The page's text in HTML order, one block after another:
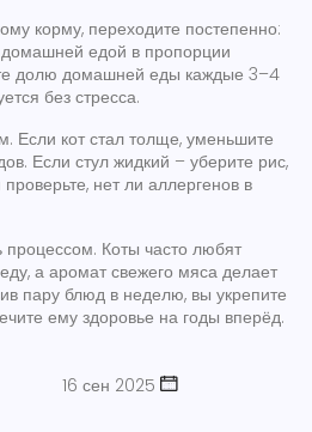
корму, переходите постепенно:
едой в пропорции
долю домашней еды каждые 3–4
без стресса.
Если кот стал толще, уменьшите
Если стул жидкий – уберите рис,
нет ли аллергенов в
процессом. Коты часто любят
а аромат свежего мяса делает
пару блюд в неделю, вы укрепите
ему здоровье на годы вперёд.
16 сен 2025